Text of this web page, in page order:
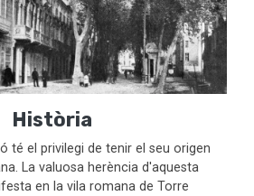
Història
té el privilegi de tenir el seu origen
La valuosa herència d'aquesta
en la vila romana de Torre